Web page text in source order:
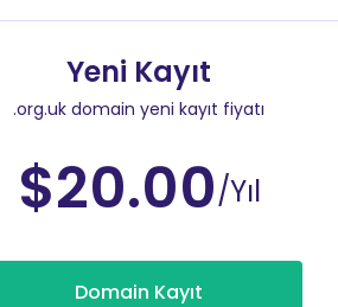
Yeni Kayıt
.org.uk domain yeni kayıt fiyatı
$20.00/Yıl
Domain Kayıt